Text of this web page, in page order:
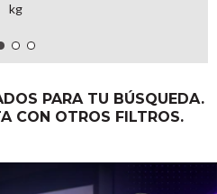
kg
PARA TU BÚSQUEDA.
CON OTROS FILTROS.